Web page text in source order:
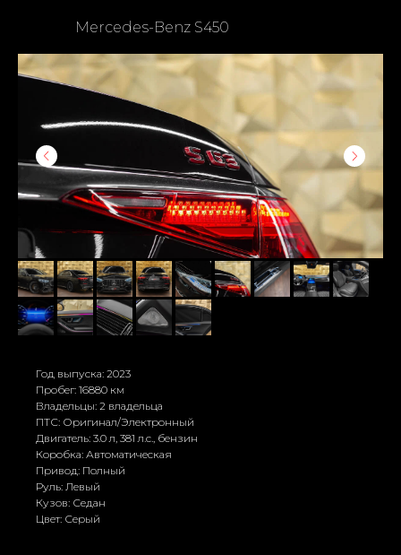
Mercedes-Benz S450
Год выпуска: 2023
Пробег: 16880 км
Владельцы: 2 владельца
ПТС: Оригинал/Электронный
Двигатель: 3.0 л, 381 л.с., бензин
Коробка: Автоматическая
Привод: Полный
Руль: Левый
Кузов: Седан
Цвет: Серый